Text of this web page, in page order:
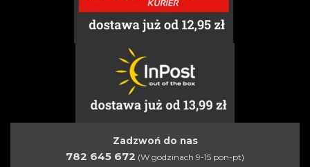
Zadzwoń do nas
782 645 672 (W godzinach 9-15 pon-pt)